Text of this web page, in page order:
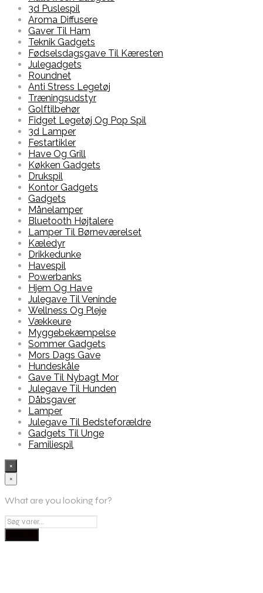
3d Puslespil
Aroma Diffusere
Gaver Til Ham
Teknik Gadgets
Fødselsdagsgave Til Kæresten
Julegadgets
Roundnet
Anti Stress Legetøj
Træningsudstyr
Golftilbehør
Fidget Legetøj Og Pop Spil
3d Lamper
Festartikler
Have Og Grill
Køkken Gadgets
Drukspil
Kontor Gadgets
Gadgets
Månelamper
Bluetooth Højtalere
Lamper Til Børneværelset
Kæledyr
Drikkedunke
Havespil
Powerbanks
Hjem Og Have
Julegave Til Veninde
Wellness Og Pleje
Vækkeure
Myggebekæmpelse
Sommer Gadgets
Mors Dags Gave
Hundeskåle
Gave Til Nybagt Mor
Julegave Til Hunden
Dåbsgaver
Lamper
Julegave Til Bedsteforældre
Gadgets Til Unge
Familiespil
×
×
What are you looking for?